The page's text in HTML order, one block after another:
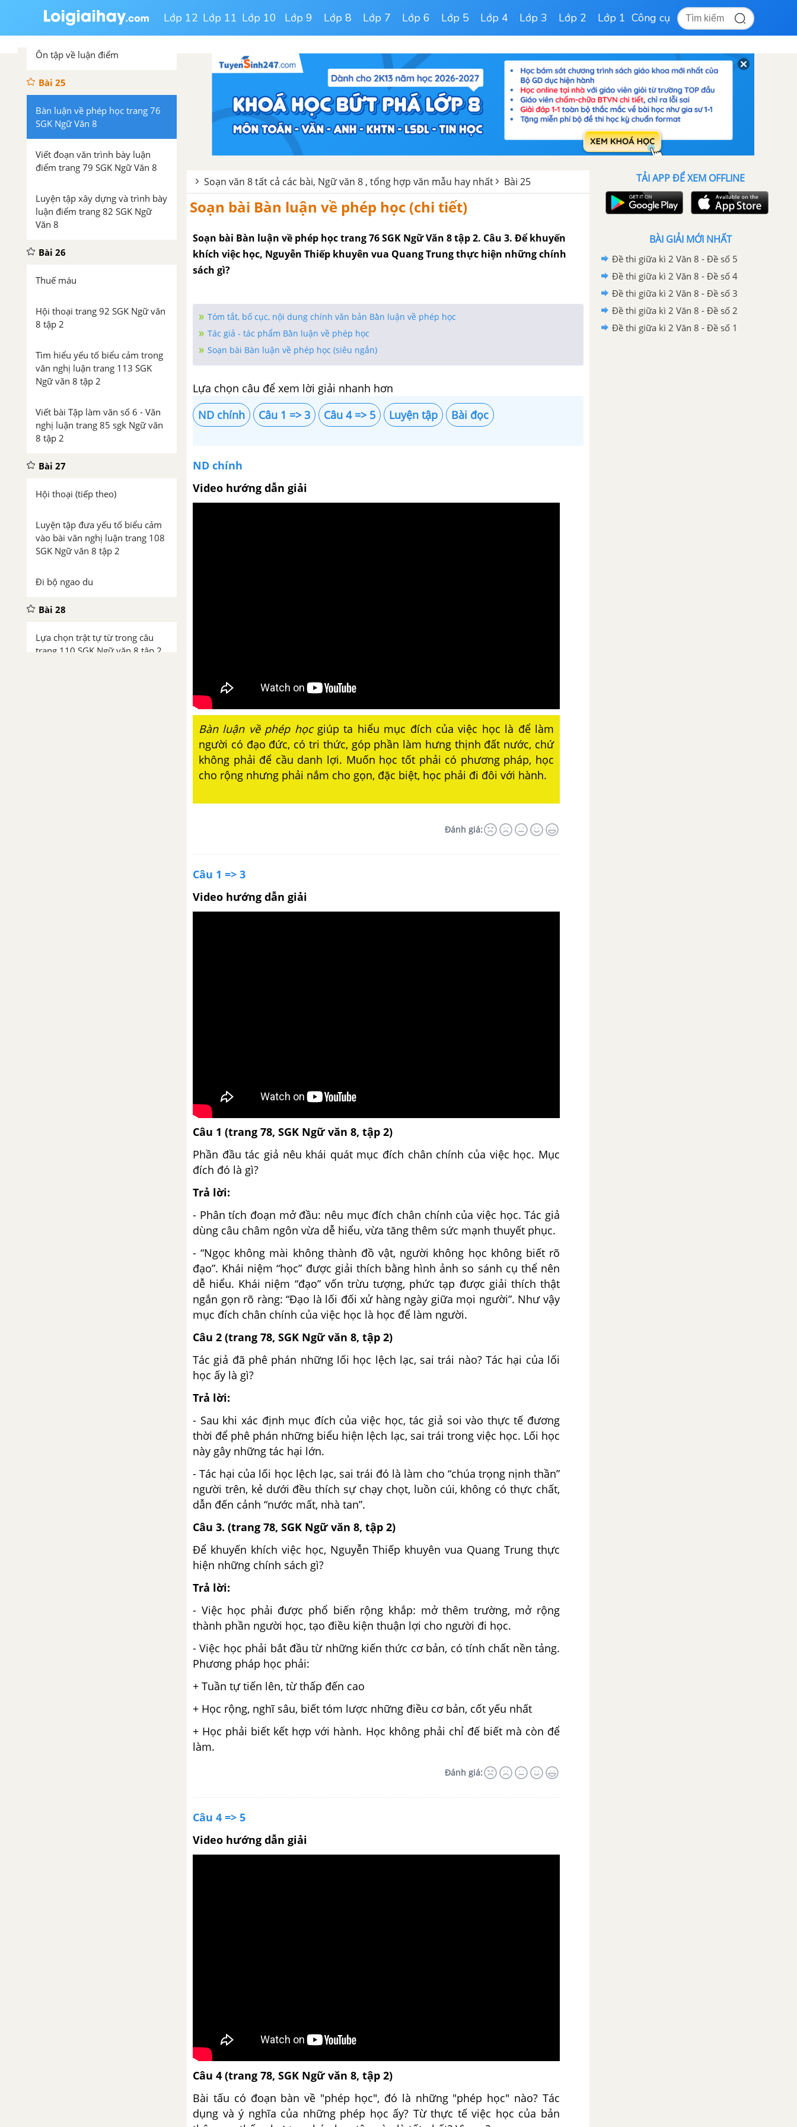
Lớp 12 Lớp 11 Lớp 10 Lớp 9 Lớp 8 Lớp 7 Lớp 6 Lớp 5 Lớp 4 Lớp 3 Lớp 2 Lớp 1 Công cụ
Hành động nói (tiếp theo) trang
62 SGK Ngữ văn 8 tập 2
Ôn tập về luận điểm
Bài 25
Bàn luận về phép học trang 76
SGK Ngữ Văn 8
Viết đoạn văn trình bày luận
điểm trang 79 SGK Ngữ Văn 8
Luyện tập xây dựng và trình bày
luận điểm trang 82 SGK Ngữ
Văn 8
Bài 26
Thuế máu
Hội thoại trang 92 SGK Ngữ văn
8 tập 2
Tìm hiểu yếu tố biểu cảm trong
văn nghị luận trang 113 SGK
Ngữ văn 8 tập 2
Viết bài Tập làm văn số 6 - Văn
nghị luận trang 85 sgk Ngữ văn
8 tập 2
Bài 27
Hội thoại (tiếp theo)
Luyện tập đưa yếu tố biểu cảm
vào bài văn nghị luận trang 108
SGK Ngữ văn 8 tập 2
Đi bộ ngao du
Bài 28
Lựa chọn trật tự từ trong câu
trang 110 SGK Ngữ văn 8 tập 2
Soạn văn 8 tất cả các bài, Ngữ văn 8 , tổng hợp văn mẫu hay nhất Bài 25
Soạn bài Bàn luận về phép học (chi tiết)
Soạn bài Bàn luận về phép học trang 76 SGK Ngữ Văn 8 tập 2. Câu 3. Để khuyến
khích việc học, Nguyễn Thiếp khuyên vua Quang Trung thực hiện những chính
sách gì?
Tóm tắt, bố cục, nội dung chính văn bản Bà̀n luận về phép học
Tác giả - tác phẩm Bà̀n luận về phép học
Soạn bài Bàn luận về phép học (siêu ngắn)
Lựa chọn câu để xem lời giải nhanh hơn
ND chính
Câu 1 => 3 Câu 4 => 5 Luyện tập Bài đọc
ND chính
Video hướng dẫn giải
Bàn luận về phép học giúp ta hiểu mục đích của việc học là để làm
người có đạo đức, có tri thức, góp phần làm hưng thịnh đất nước, chứ
không phải để cầu danh lợi. Muốn học tốt phải có phương pháp, học
cho rộng nhưng phải nắm cho gọn, đặc biệt, học phải đi đôi với hành.
Đánh giá:
Câu 1 => 3
Video hướng dẫn giải
Câu 1 (trang 78, SGK Ngữ văn 8, tập 2)
Phần đầu tác giả nêu khái quát mục đích chân chính của việc học. Mục
đích đó là gì?
Trả lời:
- Phân tích đoạn mở đầu: nêu mục đích chân chính của việc học. Tác giả
dùng câu châm ngôn vừa dễ hiểu, vừa tăng thêm sức mạnh thuyết phục.
- “Ngọc không mài không thành đồ vật, người không học không biết rõ
đạo”. Khái niệm “học” được giải thích bằng hình ảnh so sánh cụ thể nên
dễ hiểu. Khái niệm “đạo” vốn trừu tượng, phức tạp được giải thích thật
ngắn gọn rõ ràng: “Đạo là lối đối xử hàng ngày giữa mọi người”. Như vậy
mục đích chân chính của việc học là học để làm người.
Câu 2 (trang 78, SGK Ngữ văn 8, tập 2)
Tác giả đã phê phán những lối học lệch lạc, sai trái nào? Tác hại của lối
học ấy là gì?
Trả lời:
- Sau khi xác định mục đích của việc học, tác giả soi vào thực tế đương
thời để phê phán những biểu hiện lệch lạc, sai trái trong việc học. Lối học
này gây những tác hại lớn.
- Tác hại của lối học lệch lạc, sai trái đó là làm cho “chúa trọng nịnh thần”
người trên, kẻ dưới đều thích sự chạy chọt, luồn cúi, không có thực chất,
dẫn đến cảnh “nước mất, nhà tan”.
Câu 3. (trang 78, SGK Ngữ văn 8, tập 2)
Để khuyến khích việc học, Nguyễn Thiếp khuyên vua Quang Trung thực
hiện những chính sách gì?
Trả lời:
- Việc học phải được phổ biến rộng khắp: mở thêm trường, mở rộng
thành phần người học, tạo điều kiện thuận lợi cho người đi học.
- Việc học phải bắt đầu từ những kiến thức cơ bản, có tính chất nền tảng.
Phương pháp học phải:
+ Tuần tự tiến lên, từ thấp đến cao
+ Học rộng, nghĩ sâu, biết tóm lược những điều cơ bản, cốt yếu nhất
+ Học phải biết kết hợp với hành. Học không phải chỉ đế biết mà còn để
làm.
Đánh giá:
Câu 4 => 5
Video hướng dẫn giải
Câu 4 (trang 78, SGK Ngữ văn 8, tập 2)
Bài tấu có đoạn bàn về "phép học", đó là những "phép học" nào? Tác
dụng và ý nghĩa của những phép học ấy? Từ thực tế việc học của bản
TẢI APP ĐỂ XEM OFFLINE
BÀI GIẢI MỚI NHẤT
Đề thi giữa kì 2 Văn 8 - Đề số 5
Đề thi giữa kì 2 Văn 8 - Đề số 4
Đề thi giữa kì 2 Văn 8 - Đề số 3
Đề thi giữa kì 2 Văn 8 - Đề số 2
Đề thi giữa kì 2 Văn 8 - Đề số 1